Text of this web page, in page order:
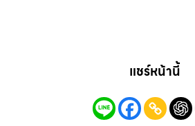
แชร์หน้านี้